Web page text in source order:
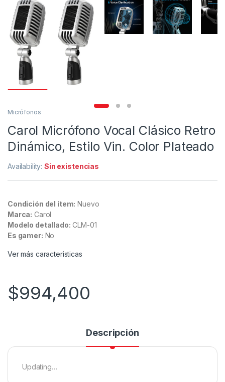
Micrófonos
Carol Micrófono Vocal Clásico Retro
Dinámico, Estilo Vin. Color Plateado
Availability:Sin existencias
Condición del ítem: Nuevo
Marca: Carol
Modelo detallado: CLM-01
Es gamer: No
Ver más caracteristicas
$994,400
Descripción
Updating…